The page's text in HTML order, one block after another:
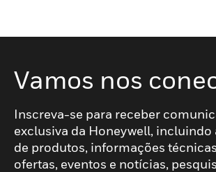
Vamos nos
Inscreva-se para receber
exclusiva da Honeywell, incluindo
de produtos, informações
ofertas, eventos e notícias,